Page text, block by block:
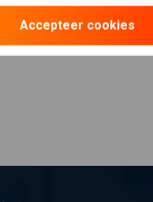
Accepteer cookies